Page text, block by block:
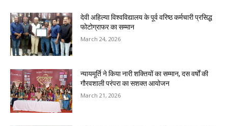
देवी अहिल्या विश्वविद्यालय के पूर्व वरिष्ठ कर्मचारी प्रसिद्ध
फोटोग्राफर का सम्मान
March 24, 2026
न्यायमूर्ति ने किया नारी शक्तियों का सम्मान, दस वर्षों की
गौरवशाली परंपरा का सशक्त आयोजन
March 21, 2026